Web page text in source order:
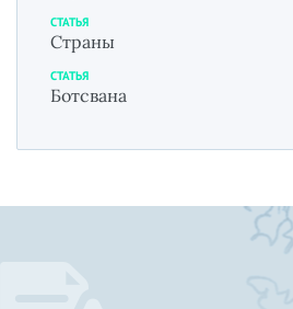
СТАТЬЯ
Страны
СТАТЬЯ
Ботсвана